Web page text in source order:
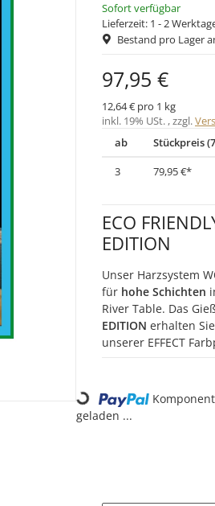
Sofort verfügbar
Lieferzeit: 1 - 2
Bestand pro Lager
97,95 €
12,64 € pro 1 kg
inkl. 19% USt. , zzgl.
ab
Stückpreis
3
79,95 €*
ECO
EDITION
Unser Harzsystem
für hohe Schichten
River Table. Das
EDITION erhalten
unserer EFFECT
Loading...
geladen ...